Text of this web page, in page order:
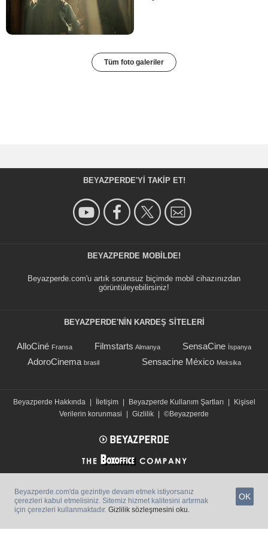
Tüm foto galeriler
BEYAZPERDE'YI TAKIP ET!
BEYAZPERDE MOBILDE!
Beyazperde.com'u artık sorunsuz biçimde mobil cihazınızdan
görüntüleyebilirsiniz!
BEYAZPERDE'NIN KARDEŞ SİTELERİ
AlloCiné Fransa Filmstarts Almanya SensaCine İspanya
AdoroCinema brasil Sensacine México Meksika
Beyazperde Hakkında | İletişim | Beyazperde Kullanım Şartları |
Kişisel
Verilerin korunmasi
| Gizlilik | ©Beyazperde
Beyazperde.com'da gezintiye devam etmek istiyorsanız
çerezleri kabul etmelisiniz. Sitemiz hizmet kalitesini artırmak
için çerezleri kullanmaktadır. Gizlilik sözleşmesini oku.
OK